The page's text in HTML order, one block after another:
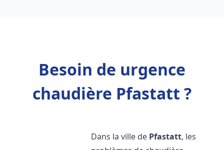
Besoin de urgence
chaudière Pfastatt ?
Dans la ville de Pfastatt, les